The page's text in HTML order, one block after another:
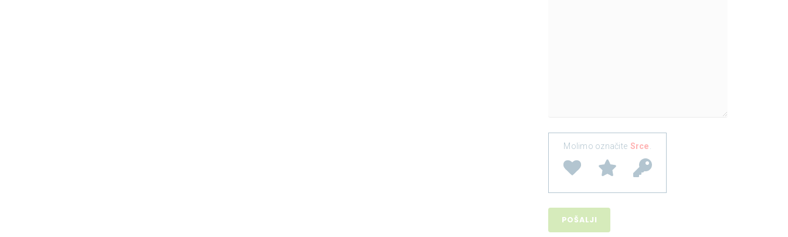
Molimo označite Srce